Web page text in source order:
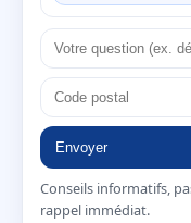
Envoyer
Conseils informatifs,
rappel immédiat.